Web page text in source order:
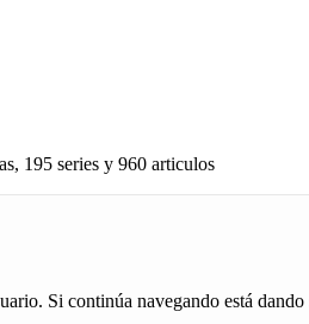
195 series y 960 articulos
Si continúa navegando está